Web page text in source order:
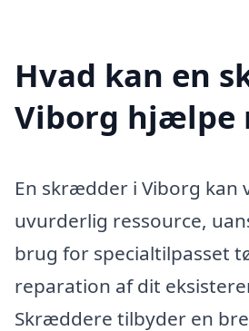
Hvad kan en
Viborg hjælpe
En skrædder i Viborg kan
uvurderlig ressource,
brug for specialtilpasset
reparation af dit
Skræddere tilbyder en